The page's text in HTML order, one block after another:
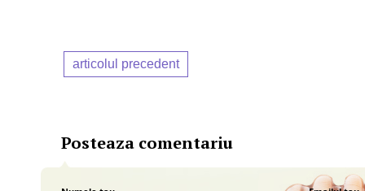
articolul precedent
Posteaza comentariu